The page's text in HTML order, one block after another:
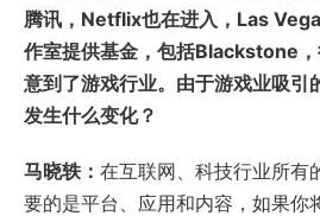
腾讯，Netflix也在进入，Las
作室提供基金，包括Blackstone
意到了游戏行业。由于游戏业吸引
发生什么变化？
马晓轶： 在互联网、科技行业所有
要的是平台、应用和内容，如果你